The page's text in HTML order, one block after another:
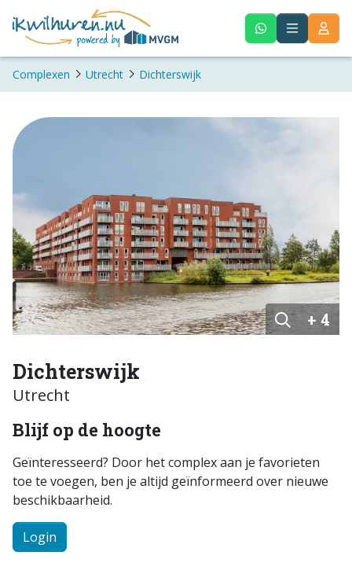
Complexen Utrecht Dichterswijk
+ 4
Dichterswijk
Utrecht
Blijf op de hoogte
Geïnteresseerd? Door het complex aan je favorieten
toe te voegen, ben je altijd geïnformeerd over nieuwe
beschikbaarheid.
Login